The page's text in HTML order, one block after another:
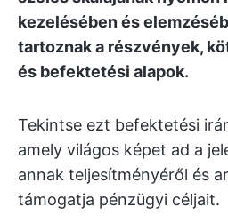
kezelésében és
tartoznak a részvények,
és befektetési alapok.
Tekintse ezt befektetési
amely világos képet ad a
annak teljesítményéről és
támogatja pénzügyi céljait.